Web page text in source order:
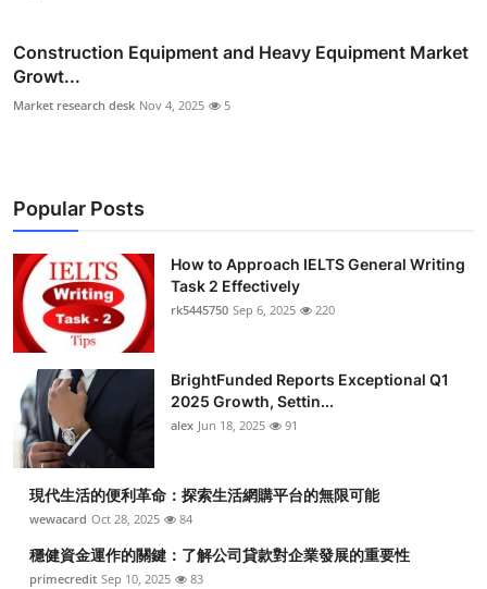
Construction Equipment and Heavy Equipment Market
Growt...
Market research desk Nov 4, 2025 5
Popular Posts
How to Approach IELTS General Writing
Task 2 Effectively
rk5445750 Sep 6, 2025 220
BrightFunded Reports Exceptional Q1
2025 Growth, Settin...
alex Jun 18, 2025 91
現代生活的便利革命：探索生活網購平台的無限可能
wewacard Oct 28, 2025 84
穩健資金運作的關鍵：了解公司貸款對企業發展的重要性
primecredit Sep 10, 2025 83